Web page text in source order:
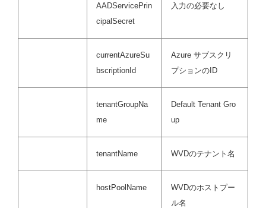
AADServicePrin
cipalSecret
入力の必要なし
currentAzureSu
bscriptionId
Azure サブスクリ
プションのID
tenantGroupNa
me
Default Tenant Gro
up
tenantName WVDのテナント名
hostPoolName
WVDのホストプー
ル名